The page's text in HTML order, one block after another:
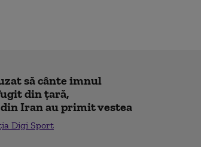
să cânte imnul
din ţară,
Iran au primit vestea
Digi Sport